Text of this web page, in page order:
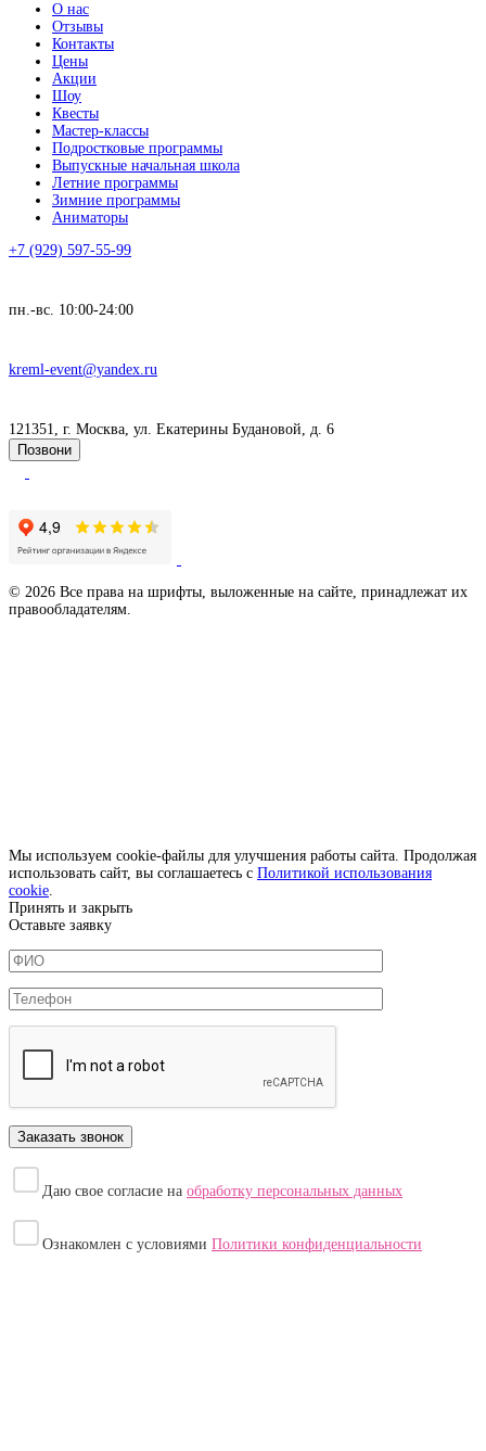
О нас
Отзывы
Контакты
Цены
Акции
Шоу
Квесты
Мастер-классы
Подростковые программы
Выпускные начальная школа
Летние программы
Зимние программы
Аниматоры
+7 (929) 597-55-99
пн.-вс. 10:00-24:00
kreml-event@yandex.ru
121351, г. Москва, ул. Екатерины Будановой, д. 6
Позвони
© 2026 Все права на шрифты, выложенные на сайте, принадлежат их
правообладателям.
Мы используем cookie-файлы для улучшения работы сайта. Продолжая
использовать сайт, вы соглашаетесь с Политикой использования
cookie.
Принять и закрыть
Оставьте заявку
Даю свое согласие на обработку персональных данных
Ознакомлен с условиями Политики конфиденциальности